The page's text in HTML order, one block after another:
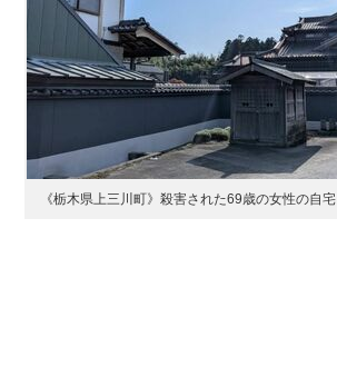
《栃木県上三川町》殺害された69歳の女性の自宅